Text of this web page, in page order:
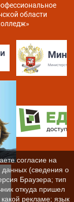
области
согласие на
данных (сведения о
Браузера; тип
откуда пришел
рекламе; язык